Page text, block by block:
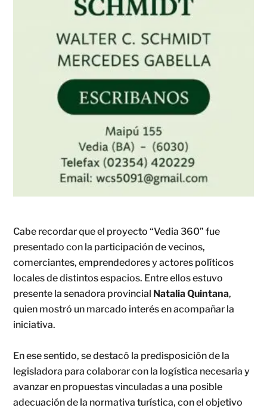
Cabe recordar que el proyecto “Vedia 360” fue
presentado con la participación de vecinos,
comerciantes, emprendedores y actores políticos
locales de distintos espacios. Entre ellos estuvo
presente la senadora provincial Natalia Quintana,
quien mostró un marcado interés en acompañar la
iniciativa.
En ese sentido, se destacó la predisposición de la
legisladora para colaborar con la logística necesaria y
avanzar en propuestas vinculadas a una posible
adecuación de la normativa turística, con el objetivo